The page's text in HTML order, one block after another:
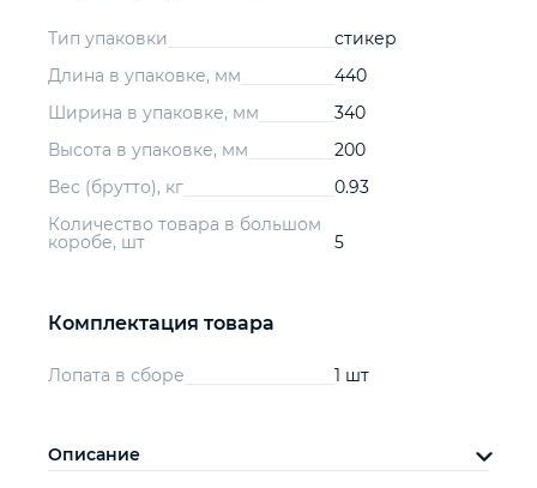
Тип упаковки
стикер
Длина в упаковке, мм
440
Ширина в упаковке, мм
340
Высота в упаковке, мм
200
Вес (брутто), кг
0.93
Количество товара в большом
коробе, шт
5
Комплектация товара
Лопата в сборе 1 шт
Описание